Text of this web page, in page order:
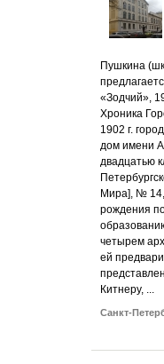
Пушкина
«Зодчий»,
Хроника
1902 г.
дом имени
двадцатью
Мира], № 14,
рождения
четырем
ей
Китнеру, ...
Санкт-